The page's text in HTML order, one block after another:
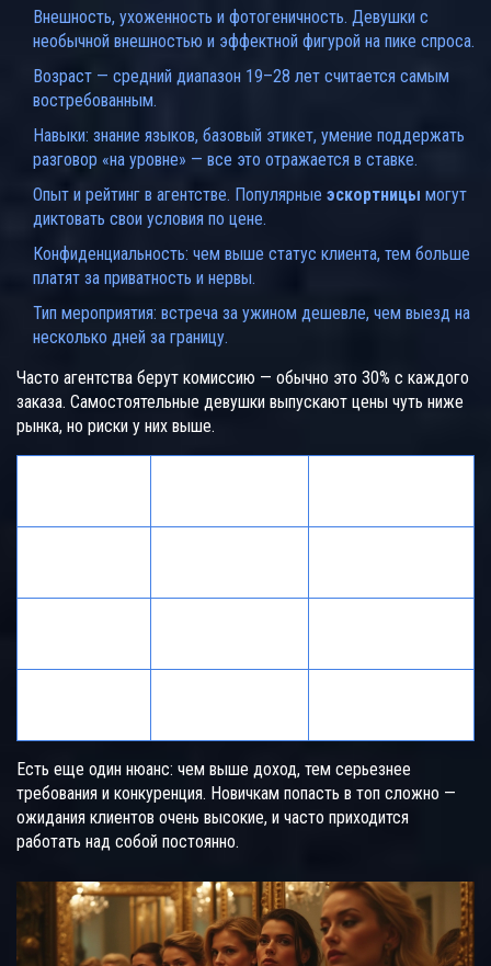
Внешность, ухоженность и фотогеничность. Девушки с
необычной внешностью и эффектной фигурой на пике спроса.
Возраст — средний диапазон 19–28 лет считается самым
востребованным.
Навыки: знание языков, базовый этикет, умение поддержать
разговор «на уровне» — все это отражается в ставке.
Опыт и рейтинг в агентстве. Популярные эскортницы могут
диктовать свои условия по цене.
Конфиденциальность: чем выше статус клиента, тем больше
платят за приватность и нервы.
Тип мероприятия: встреча за ужином дешевле, чем выезд на
несколько дней за границу.
Часто агентства берут комиссию — обычно это 30% с каждого
заказа. Самостоятельные девушки выпускают цены чуть ниже
рынка, но риски у них выше.
Есть еще один нюанс: чем выше доход, тем серьезнее
требования и конкуренция. Новичкам попасть в топ сложно —
ожидания клиентов очень высокие, и часто приходится
работать над собой постоянно.